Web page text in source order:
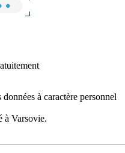
à caractère personnel
Varsovie.